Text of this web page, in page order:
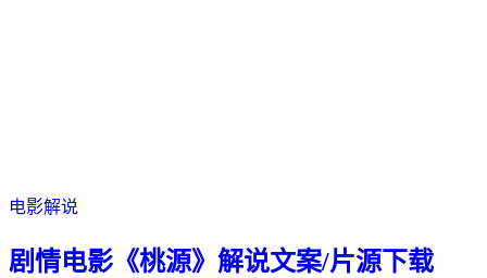
电影解说
剧情电影《桃源》解说文案/片源下载